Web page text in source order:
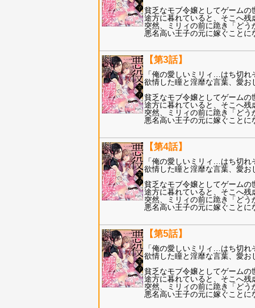
貧乏なモブ令嬢としてゲームの
途方に暮れていると、そこへ
突然、ミリィの前に跪き「ど
悪名高い王子の元に嫁ぐこと
【第3話】
「俺の愛しいミリィ…はち切
欲情した瞳と淫靡な言葉、愛
貧乏なモブ令嬢としてゲームの
途方に暮れていると、そこへ
突然、ミリィの前に跪き「ど
悪名高い王子の元に嫁ぐこと
【第4話】
「俺の愛しいミリィ…はち切
欲情した瞳と淫靡な言葉、愛
貧乏なモブ令嬢としてゲームの
途方に暮れていると、そこへ
突然、ミリィの前に跪き「ど
悪名高い王子の元に嫁ぐこと
【第5話】
「俺の愛しいミリィ…はち切
欲情した瞳と淫靡な言葉、愛
貧乏なモブ令嬢としてゲームの
途方に暮れていると、そこへ
突然、ミリィの前に跪き「ど
悪名高い王子の元に嫁ぐこと